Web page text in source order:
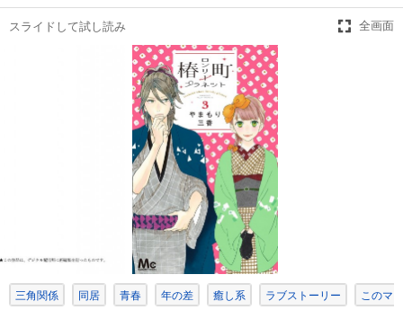
スライドして試し読み 全画面
三角関係 同居 青春 年の差 癒し系 ラブストーリー このマ